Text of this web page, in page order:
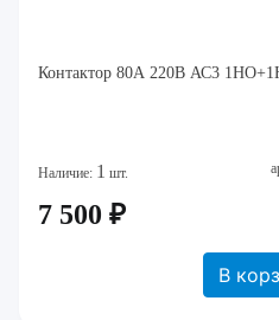
Контактор 80А 220В АС3
Наличие: 1 шт.
7 500 ₽
В